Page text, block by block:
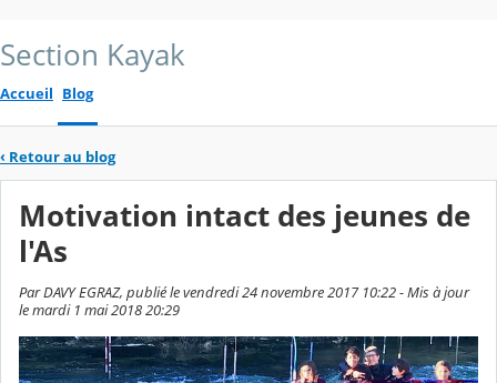
Section Kayak
Accueil Blog
‹ Retour au blog
Motivation intact des jeunes de
l'As
Par DAVY EGRAZ, publié le vendredi 24 novembre 2017 10:22 - Mis à jour
le mardi 1 mai 2018 20:29